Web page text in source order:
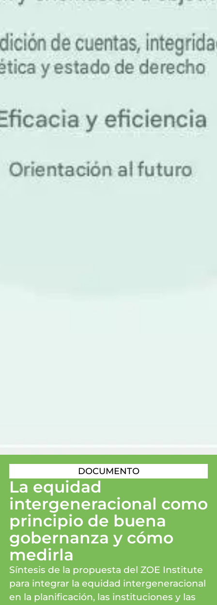
DOCUMENTO
La equidad
intergeneracional como
principio de buena
gobernanza y cómo
medirla
Síntesis de la propuesta del ZOE Institute
para integrar la equidad intergeneracional
en la planificación, las instituciones y las